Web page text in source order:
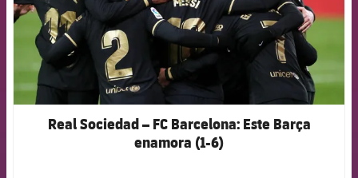
Real Sociedad – FC Barcelona: Este Barça
enamora (1-6)